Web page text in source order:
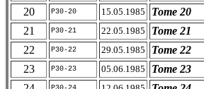
20
P30-20 15.05.1985
Tome 20
21
P30-21 22.05.1985
Tome 21
22
P30-22 29.05.1985
Tome 22
23
P30-23 05.06.1985
Tome 23